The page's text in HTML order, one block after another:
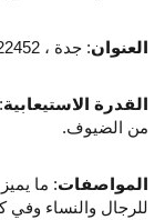
العنوان: جدة ، 22452
القدرة الاستيعابية
من الضيوف.
المواصفات: ما
للرجال والنساء